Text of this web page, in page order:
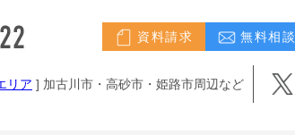
資料請求 無料相談
リア ] 加古川市・高砂市・姫路市周辺など